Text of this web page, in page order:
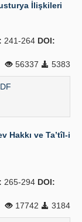
İlişkileri
241-264 DOI:
56337
5383
Hakkı ve Ta’tîl-i
265-294 DOI:
17742
3184